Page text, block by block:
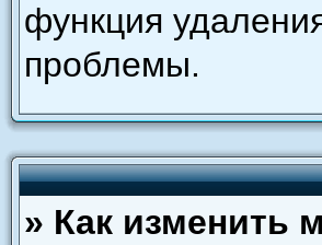
функция
проблемы.
» Как изменить